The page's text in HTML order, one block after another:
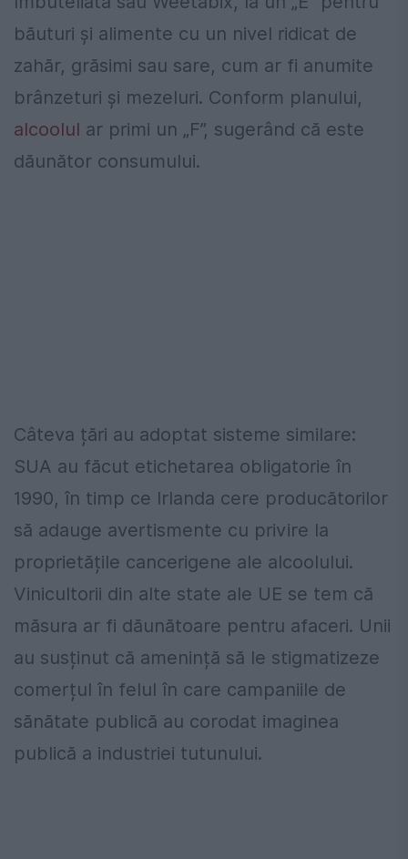
băuturi și alimente cu un nivel ridicat de
zahăr, grăsimi sau sare, cum ar fi anumite
brânzeturi și mezeluri. Conform planului,
alcoolul ar primi un „F”, sugerând că este
dăunător consumului.
Câteva țări au adoptat sisteme similare:
SUA au făcut etichetarea obligatorie în
1990, în timp ce Irlanda cere producătorilor
să adauge avertismente cu privire la
proprietățile cancerigene ale alcoolului.
Vinicultorii din alte state ale UE se tem că
măsura ar fi dăunătoare pentru afaceri. Unii
au susținut că amenință să le stigmatizeze
comerțul în felul în care campaniile de
sănătate publică au corodat imaginea
publică a industriei tutunului.